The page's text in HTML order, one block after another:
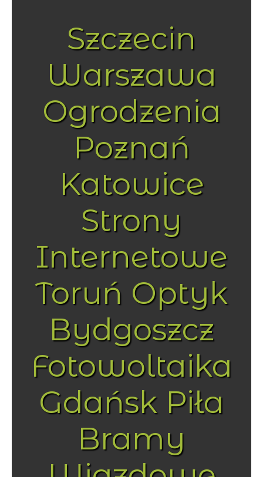
Szczecin
Warszawa
Ogrodzenia
Poznań
Katowice
Strony
Internetowe
Toruń Optyk
Bydgoszcz
Fotowoltaika
Gdańsk Piła
Bramy